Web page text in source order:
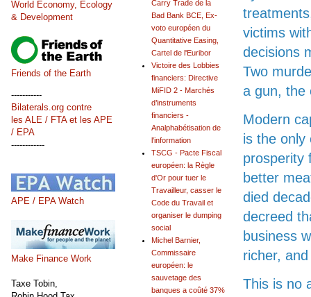
victims
decisions
Two
a gun, the
Modern
is the only
prosperity
better
died
decreed
business
richer,
This is no
Carry Trade de la
Bad Bank BCE, Ex-
voto européen du
Quantitative Easing,
Cartel de l'Euribor
Victoire des Lobbies
financiers: Directive
MiFID 2 - Marchés
d’instruments
financiers -
Analphabétisation de
l'information
TSCG - Pacte Fiscal
européen: la Règle
d'Or pour tuer le
Travailleur, casser le
Code du Travail et
organiser le dumping
social
Michel Barnier,
Commissaire
européen: le
sauvetage des
banques a coûté 37%
World Economy, Ecology
& Development
Friends of the Earth
-----------
Bilaterals.org contre
les ALE / FTA et les APE
/ EPA
------------
APE / EPA Watch
Make Finance Work
Taxe Tobin,